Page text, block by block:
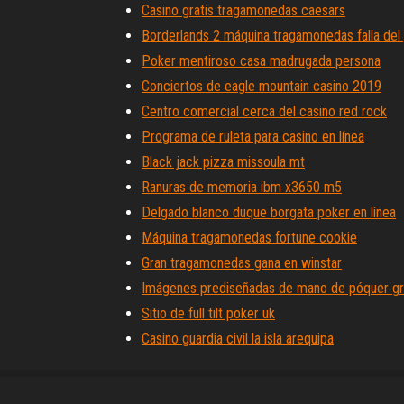
Casino gratis tragamonedas caesars
Borderlands 2 máquina tragamonedas falla
Poker mentiroso casa madrugada persona
Conciertos de eagle mountain casino 2019
Centro comercial cerca del casino red rock
Programa de ruleta para casino en línea
Black jack pizza missoula mt
Ranuras de memoria ibm x3650 m5
Delgado blanco duque borgata poker en línea
Máquina tragamonedas fortune cookie
Gran tragamonedas gana en winstar
Imágenes prediseñadas de mano de póquer
Sitio de full tilt poker uk
Casino guardia civil la isla arequipa